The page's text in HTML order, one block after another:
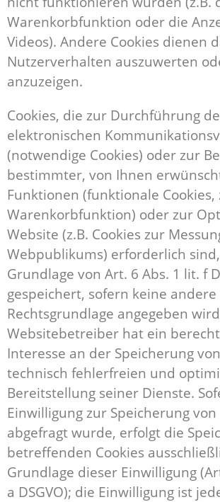
Warenkorbfunktion oder die
Videos). Andere Cookies dienen
Nutzerverhalten auszuwerten
anzuzeigen.
Cookies, die zur Durchführung
elektronischen
(notwendige Cookies) oder zur
bestimmter, von Ihnen
Funktionen (funktionale Cookies,
Warenkorbfunktion) oder zur
Website (z.B. Cookies zur
Webpublikums) erforderlich
Grundlage von Art. 6 Abs. 1 lit. f
gespeichert, sofern keine andere
Rechtsgrundlage angegeben
Websitebetreiber hat ein
Interesse an der Speicherung
technisch fehlerfreien und
Bereitstellung seiner Dienste.
Einwilligung zur Speicherung von
abgefragt wurde, erfolgt die
betreffenden Cookies
Grundlage dieser Einwilligung
a DSGVO); die Einwilligung ist